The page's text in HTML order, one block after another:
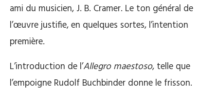
ami du musicien, J. B. Cramer. Le ton général de
l’œuvre justifie, en quelques sortes, l’intention
première.
L’introduction de l’Allegro maestoso, telle que
l’empoigne Rudolf Buchbinder donne le frisson.